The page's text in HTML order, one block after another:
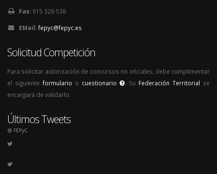
Fax: 915 326 538
EMail:fepyc@fepyc.es
Solicitud Competición
Para solicitar autorización de concursos no oficiales, debe cumplimentar
el siguiente formulario o cuestionario . Su Federación Territorial se
encargará de validarlo.
Últimos Tweets
@ FEPyC